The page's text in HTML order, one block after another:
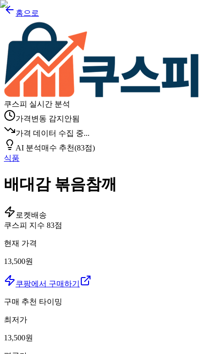
홈으로
쿠스피 실시간 분석
가격변동 감지안됨
가격 데이터 수집 중...
AI 분석매수 추천(83점)
식품
배대감 볶음참깨
로켓배송
쿠스피 지수 83점
현재 가격
13,500원
쿠팡에서 구매하기
구매 추천 타이밍
최저가
13,500원